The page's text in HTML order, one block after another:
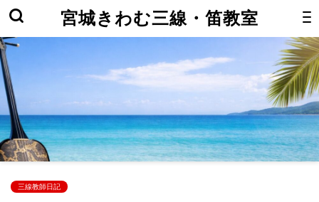
宮城きわむ三線・笛教室
三線教師日記